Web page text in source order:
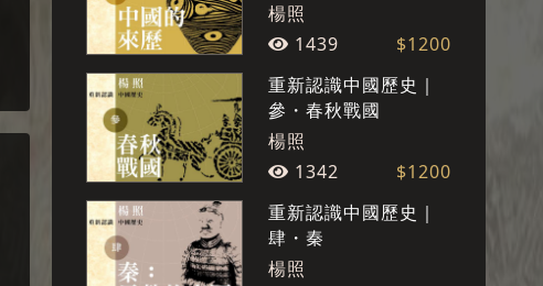
楊照
1439
$1200
重新認識中國歷史｜
參・春秋戰國
楊照
1342
$1200
重新認識中國歷史｜
肆・秦
楊照